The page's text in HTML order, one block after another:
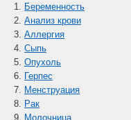
Беременность
Анализ крови
Аллергия
Сыпь
Опухоль
Герпес
Менструация
Рак
Молочница